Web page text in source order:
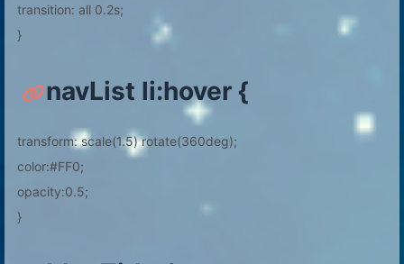
transition: all 0.2s;
}
navList li:hover {
transform: scale(1.5) rotate(360deg);
color:#FF0;
opacity:0.5;
}